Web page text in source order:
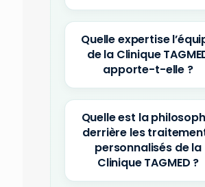
Quelle expertise
de la Clinique
apporte-t-elle ?
Quelle est la
derrière les
personnalisés de la
Clinique TAGMED ?